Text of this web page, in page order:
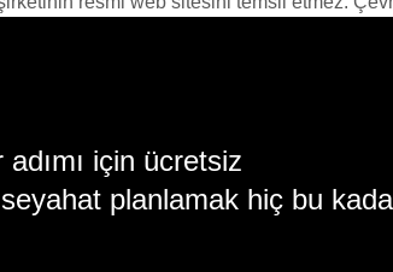
için ücretsiz
planlamak hiç bu